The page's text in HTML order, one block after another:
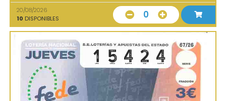
20/08/2026
10 DISPONIBLES 0